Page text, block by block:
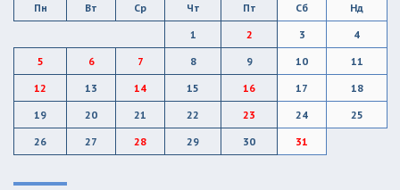
Пн
Вт Ср Чт Пт Сб
Нд
1
2 3
4
5
6 7 8 9 10
11
12
13 14 15 16 17
18
19
20 21 22 23 24
25
26
27 28 29 30 31